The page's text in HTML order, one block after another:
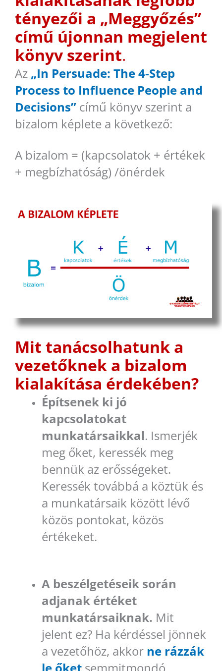
tényezői a „Meggyőzés”
című újonnan megjelent
könyv szerint.
Az „In Persuade: The 4-Step
Process to Influence People and
Decisions” című könyv szerint a
bizalom képlete a következő:
A bizalom = (kapcsolatok + értékek
+ megbízhatóság) /önérdek
Mit tanácsolhatunk a
vezetőknek a bizalom
kialakítása érdekében?
Építsenek ki jó
kapcsolatokat
munkatársaikkal. Ismerjék
meg őket, keressék meg
bennük az erősségeket.
Keressék továbbá a köztük és
a munkatársaik között lévő
közös pontokat, közös
értékeket.
A beszélgetéseik során
adjanak értéket
munkatársaiknak. Mit
jelent ez? Ha kérdéssel jönnek
a vezetőhöz, akkor ne rázzák
le őket semmitmondó